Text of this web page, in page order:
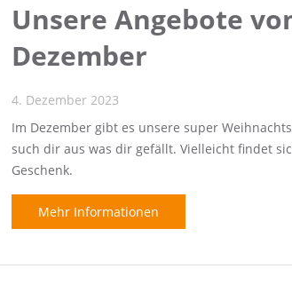
Unsere Angebote
Dezember
4. Dezember 2023
Im Dezember gibt es unsere super
such dir aus was dir gefällt. Vielleicht findet
Geschenk.
Mehr Informationen